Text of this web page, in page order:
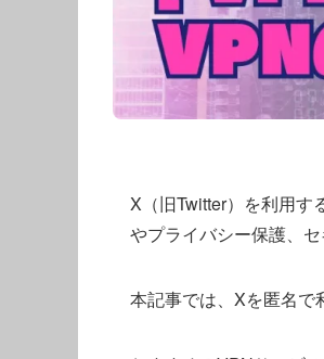
X（旧Twitter）を利用す
やプライバシー保護、
本記事では、Xを匿名で